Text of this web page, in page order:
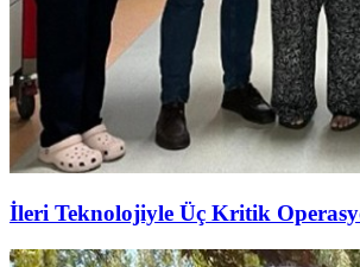
İleri Teknolojiyle Üç Kritik